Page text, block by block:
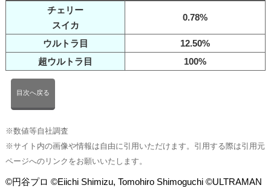
チェリー
スイカ
0.78%
ウルトラ目
12.50%
超ウルトラ目
100%
目次へ戻る
※数値等自社調査
※サイト内の画像や情報は自由に引用いただけます。引用する際は引用元
ページへのリンクをお願いいたします。
©円谷プロ ©Eiichi Shimizu, Tomohiro Shimoguchi ©ULTRAMAN